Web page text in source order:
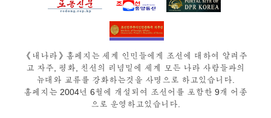
《내나라》홈페지는 세계 인민들에게 조선에 대하여 알려주
고 자주, 평화, 친선의 리념밑에 세계 모든 나라 사람들과의
뉴대와 교류를 강화하는것을 사명으로 하고있습니다.
홈페지는 2004년 6월에 개설되여 조선어를 포함한 9개 어종
으로 운영하고있습니다.